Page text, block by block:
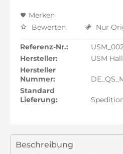
Merken
Bewerten
Nur
Referenz-Nr.:
Hersteller:
USM
Hersteller
Nummer:
Standard
Lieferung:
Beschreibung